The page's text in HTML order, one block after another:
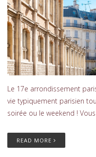
Le 17e arrondissement
vie typiquement parisien
soirée ou le weekend !
READ MORE